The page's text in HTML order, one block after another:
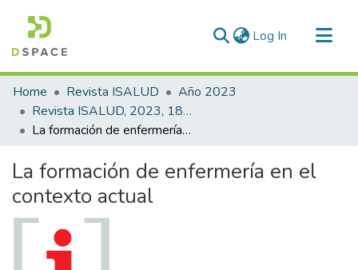
Log In (current)
Communities & Collections
All of DSpace
Statistics
Home Revista ISALUD
Año 2023
Revista ISALUD, 2023, 18(87)
La formación de enfermería en el contexto actual
La formación de enfermería en el
contexto actual